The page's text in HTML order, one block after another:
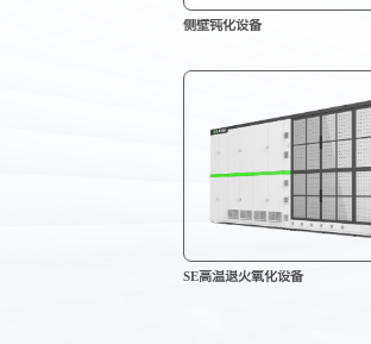
侧壁钝化设备
SE高温退火氧化设备